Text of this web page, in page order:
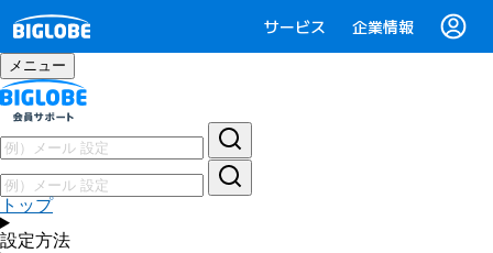
サービス 企業情報
メニュー
トップ
設定方法